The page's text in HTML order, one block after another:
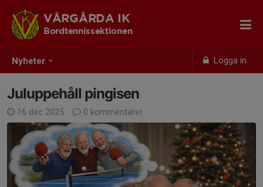
Nyheter Logga in
VÅRGÅRDA IK
Bordtennissektionen
Juluppehåll pingisen
16 dec 2025 0 kommentarer